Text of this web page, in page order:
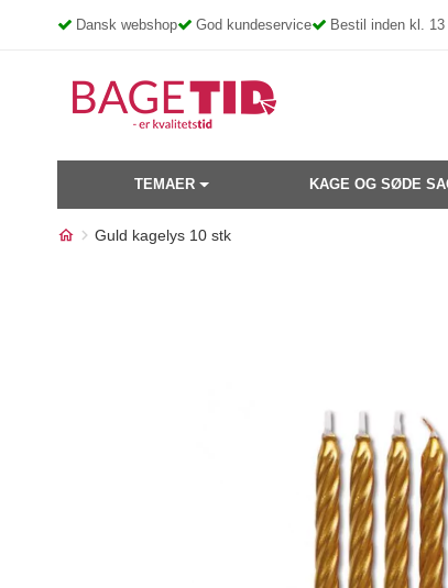
Dansk webshop God kundeservice Bestil inden kl.
TEMAER KAGE OG SØDE
Guld kagelys 10 stk
Måske kunne nogle af